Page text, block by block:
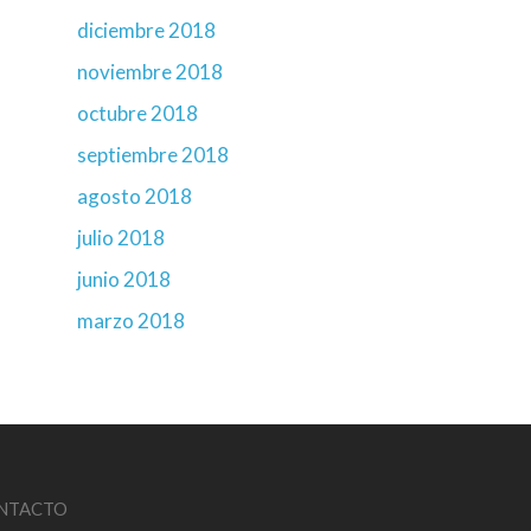
diciembre 2018
noviembre 2018
octubre 2018
septiembre 2018
agosto 2018
julio 2018
junio 2018
marzo 2018